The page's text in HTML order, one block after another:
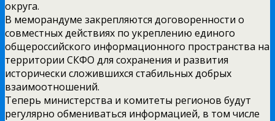
округа.
В меморандуме закрепляются договоренности о
совместных действиях по укреплению единого
общероссийского информационного пространства на
территории СКФО для сохранения и развития
исторически сложившихся стабильных добрых
взаимоотношений.
Теперь министерства и комитеты регионов будут
регулярно обмениваться информацией, в том числе